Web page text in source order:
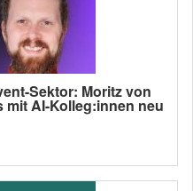
Sektor: Moritz von
mit AI-Kolleg:innen neu